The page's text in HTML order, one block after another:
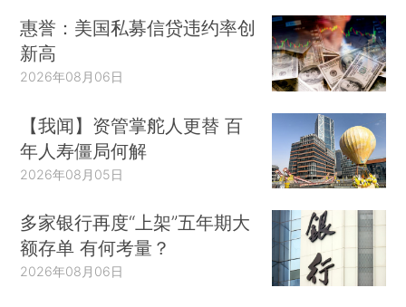
惠誉：美国私募信贷违约率创
新高
2026年08月06日
【我闻】资管掌舵人更替 百
年人寿僵局何解
2026年08月05日
多家银行再度“上架”五年期大
额存单 有何考量？
2026年08月06日